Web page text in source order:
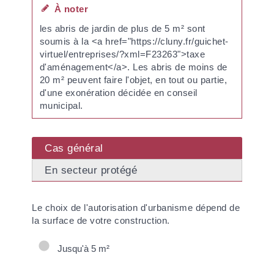
À noter
les abris de jardin de plus de 5 m² sont
soumis à la <a href="https://cluny.fr/guichet-
virtuel/entreprises/?xml=F23263">taxe
d'aménagement</a>. Les abris de moins de
20 m² peuvent faire l'objet, en tout ou partie,
d'une exonération décidée en conseil
municipal.
Cas général
En secteur protégé
Le choix de l'autorisation d'urbanisme dépend de
la surface de votre construction.
Jusqu'à 5 m²